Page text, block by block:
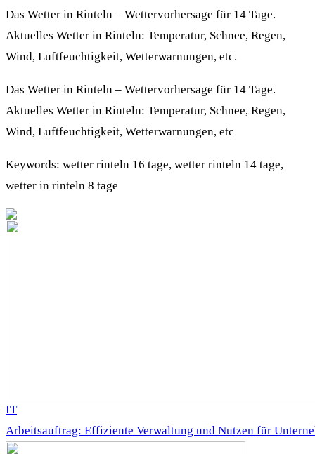
Das Wetter in Rinteln – Wettervorhersage für 14 Tage.
Aktuelles Wetter in Rinteln: Temperatur, Schnee, Regen,
Wind, Luftfeuchtigkeit, Wetterwarnungen, etc.
Das Wetter in Rinteln – Wettervorhersage für 14 Tage.
Aktuelles Wetter in Rinteln: Temperatur, Schnee, Regen,
Wind, Luftfeuchtigkeit, Wetterwarnungen, etc
Keywords: wetter rinteln 16 tage, wetter rinteln 14 tage,
wetter in rinteln 8 tage
IT
Arbeitsauftrag: Effiziente Verwaltung und Nutzen für